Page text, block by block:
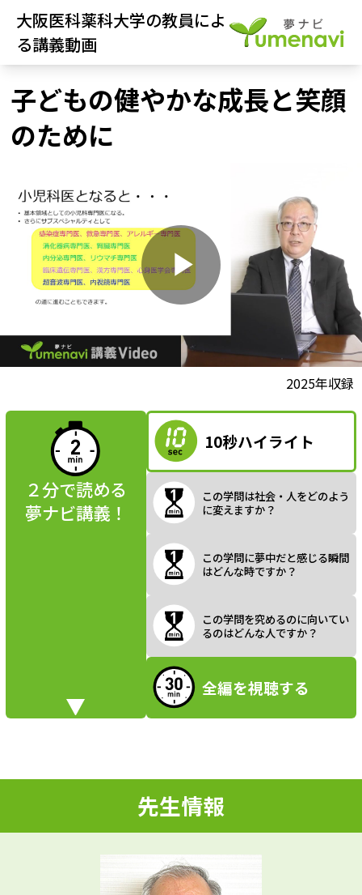
大阪医科薬科大学の教員によ
る講義動画
子どもの健やかな成長と笑顔
のために
P
a
y
V
i
d
e
2025年収録
２分で読める
夢ナビ講義！
10秒ハイライト
この学問は社会・人をどのよう
に変えますか？
この学問に夢中だと感じる瞬間
はどんな時ですか？
この学問を究めるのに向いてい
るのはどんな人ですか？
全編を視聴する
先生情報